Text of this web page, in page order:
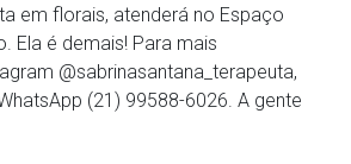
em florais, atenderá no Espaço
Ela é demais! Para mais
@sabrinasantana_terapeuta,
(21) 99588-6026. A gente